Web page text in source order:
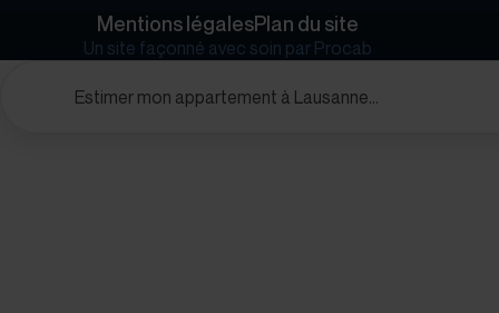
Mentions légalesPlan du site
Un site façonné avec soin par Procab